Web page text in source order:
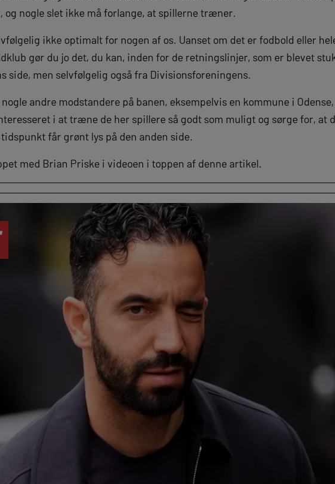
nogle slet ikke må forlange, at spillerne træner.
ikke optimalt for nogen af os. Uanset om det er fodbold eller
gør du jo det, du kan, inden for de retningslinjer, som er blevet
side, men selvfølgelig også fra Divisionsforeningens.
nogle andre modstandere på banen, eksempelvis en kommune i
i at træne de her spillere så godt som muligt og sørge for, at
får grønt lys på den anden side.
med Brian Priske i videoen i toppen af denne artikel.